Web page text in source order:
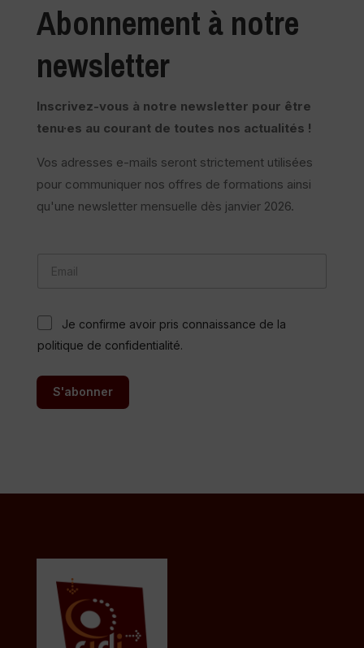
Abonnement à notre
newsletter
Inscrivez-vous à notre newsletter pour être
tenu·es au courant de toutes nos actualités !
Vos adresses e-mails seront strictement utilisées
pour communiquer nos offres de formations ainsi
qu'une newsletter mensuelle dès janvier 2026.
l
E
-
m
i
i
i
Je confirme avoir pris connaissance de la
politique de confidentialité.
S'abonner